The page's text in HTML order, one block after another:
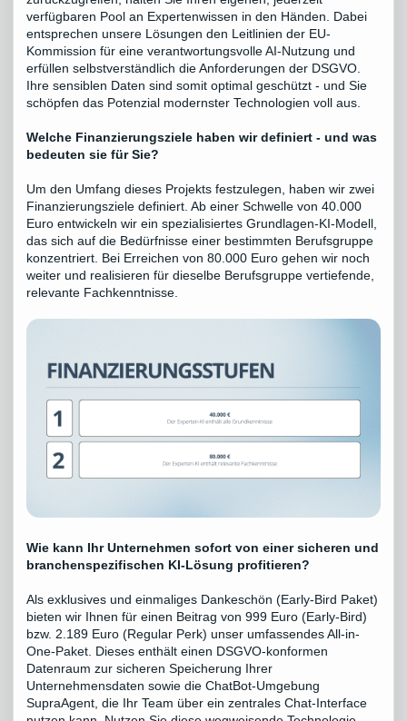
verfügbaren Pool an Expertenwissen in den Händen. Dabei
entsprechen unsere Lösungen den Leitlinien der EU-
Kommission für eine verantwortungsvolle AI-Nutzung und
erfüllen selbstverständlich die Anforderungen der DSGVO.
Ihre sensiblen Daten sind somit optimal geschützt - und Sie
schöpfen das Potenzial modernster Technologien voll aus.
Welche Finanzierungsziele haben wir definiert - und was
bedeuten sie für Sie?
Um den Umfang dieses Projekts festzulegen, haben wir zwei
Finanzierungsziele definiert. Ab einer Schwelle von 40.000
Euro entwickeln wir ein spezialisiertes Grundlagen-KI-Modell,
das sich auf die Bedürfnisse einer bestimmten Berufsgruppe
konzentriert. Bei Erreichen von 80.000 Euro gehen wir noch
weiter und realisieren für dieselbe Berufsgruppe vertiefende,
relevante Fachkenntnisse.
Wie kann Ihr Unternehmen sofort von einer sicheren und
branchenspezifischen KI-Lösung profitieren?
Als exklusives und einmaliges Dankeschön (Early-Bird Paket)
bieten wir Ihnen für einen Beitrag von 999 Euro (Early-Bird)
bzw. 2.189 Euro (Regular Perk) unser umfassendes All-in-
One-Paket. Dieses enthält einen DSGVO-konformen
Datenraum zur sicheren Speicherung Ihrer
Unternehmensdaten sowie die ChatBot-Umgebung
SupraAgent, die Ihr Team über ein zentrales Chat-Interface